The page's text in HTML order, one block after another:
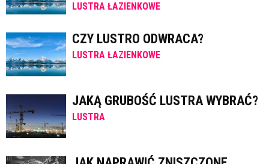
LUSTRA ŁAZIENKOWE
CZY LUSTRO ODWRACA?
LUSTRA ŁAZIENKOWE
JAKĄ GRUBOŚĆ LUSTRA WYBRAĆ?
LUSTRA